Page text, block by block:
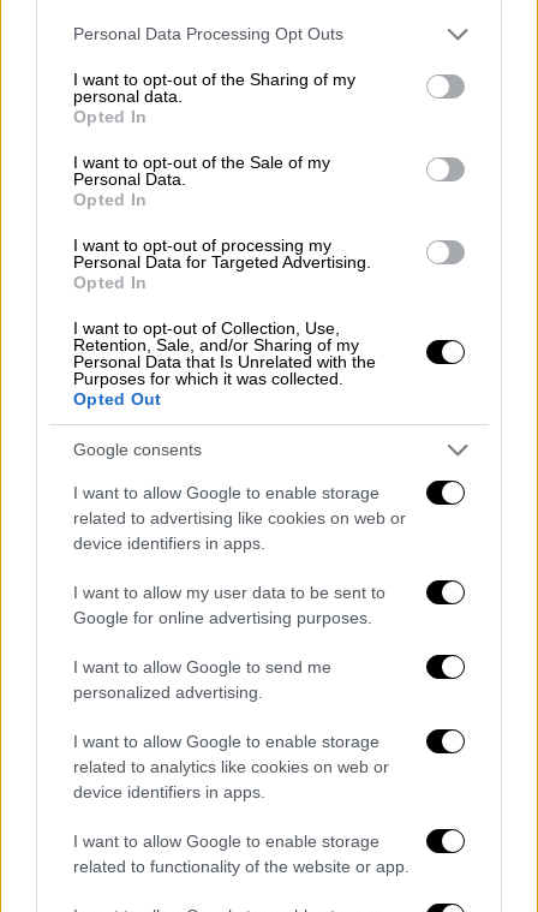
Please note that this website/app uses one or more Google
not limited to your visit or usage behaviour. You may click to
grant or deny consent to Google and its third-party tags to
use your data for below specified purposes in below Google
consent section.
Personal Data Processing Opt Outs
I want to opt-out of the Sharing of my
personal data.
Opted In
I want to opt-out of the Sale of my
Personal Data.
Opted In
I want to opt-out of processing my
Personal Data for Targeted Advertising.
Opted In
I want to opt-out of Collection, Use,
Retention, Sale, and/or Sharing of my
Personal Data that Is Unrelated with the
Purposes for which it was collected.
Opted Out
Google consents
I want to allow Google to enable storage
related to advertising like cookies on web or
device identifiers in apps.
I want to allow my user data to be sent to
Google for online advertising purposes.
I want to allow Google to send me
personalized advertising.
I want to allow Google to enable storage
related to analytics like cookies on web or
device identifiers in apps.
I want to allow Google to enable storage
related to functionality of the website or app.
είμαι ζεν πρεμιέ»
«Δεν είμαι δυνατός»
Ο πρώηνεκδότης
μεγαλύτερη βλακεία της ζωής μου που
σταμάτησα από το πρωινό.Χωρίσαμε τότε
εκπομπή, πηγαίναμε καλά τότε… Η
μεγαλύτερη βλακεία που έκανα τότε ήταν
ότι πήρα τηλέφωνο στο κανάλι και είπα ότι
δε θέλω να συνεχίσω. Είπα να σταματήσω
γιατί μερικές φορές, ενώ φαίνομαι δυνατός
εν γένει, δεν είμαι».
Και πρόσθεσε: «Δεν είμαι τόσο. Πολλές
φορές,η εικόνα ενός ανθρώπου βγαίνει από